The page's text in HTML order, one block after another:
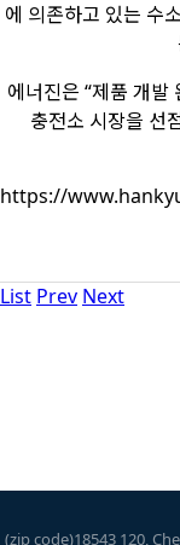
에 의존하고 있는 수
에너진은 “제품 개발
충전소 시장을 선
https://
List Prev Next
(zip code)18543 120,